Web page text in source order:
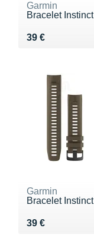
Garmin
Bracelet Instinct
39 €
Vendu 39 €
Garmin
Bracelet Instinct
39 €
Vendu 39 €